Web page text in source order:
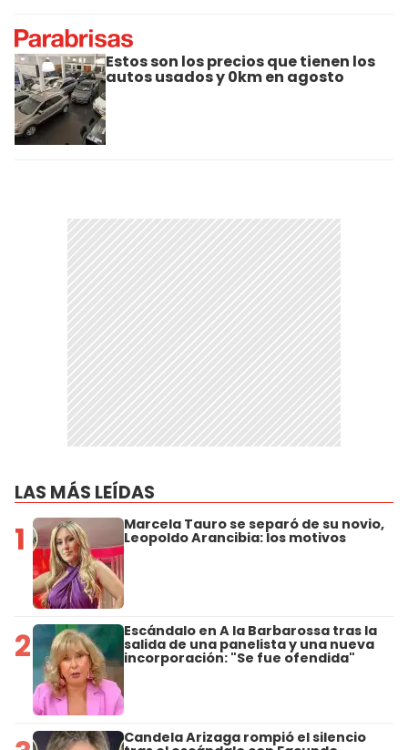
Estos son los precios que tienen los
autos usados y 0km en agosto
LAS MÁS LEÍDAS
1 Marcela Tauro se separó de su novio,
Leopoldo Arancibia: los motivos
2 Escándalo en A la Barbarossa tras la
salida de una panelista y una nueva
incorporación: "Se fue ofendida"
Candela Arizaga rompió el silencio